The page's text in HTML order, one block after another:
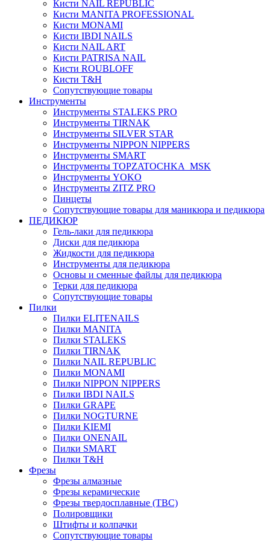
Кисти NAIL REPUBLIC
Кисти MANITA PROFESSIONAL
Кисти MONAMI
Кисти IBDI NAILS
Кисти NAIL ART
Кисти PATRISA NAIL
Кисти ROUBLOFF
Кисти T&H
Сопутствующие товары
Инструменты
Инструменты STALEKS PRO
Инструменты TIRNAK
Инструменты SILVER STAR
Инструменты NIPPON NIPPERS
Инструменты SMART
Инструменты TOPZATOCHKA_MSK
Инструменты YOKO
Инструменты ZITZ PRO
Пинцеты
Сопутствующие товары для маникюра и педикюра
ПЕДИКЮР
Гель-лаки для педикюра
Диски для педикюра
Жидкости для педикюра
Инструменты для педикюра
Основы и сменные файлы для педикюра
Терки для педикюра
Сопутствующие товары
Пилки
Пилки ELITENAILS
Пилки MANITA
Пилки STALEKS
Пилки TIRNAK
Пилки NAIL REPUBLIC
Пилки MONAMI
Пилки NIPPON NIPPERS
Пилки IBDI NAILS
Пилки GRAPE
Пилки NOGTURNE
Пилки KIEMI
Пилки ONENAIL
Пилки SMART
Пилки T&H
Фрезы
Фрезы алмазные
Фрезы керамические
Фрезы твердосплавные (ТВС)
Полировщики
Штифты и колпачки
Сопутствующие товары